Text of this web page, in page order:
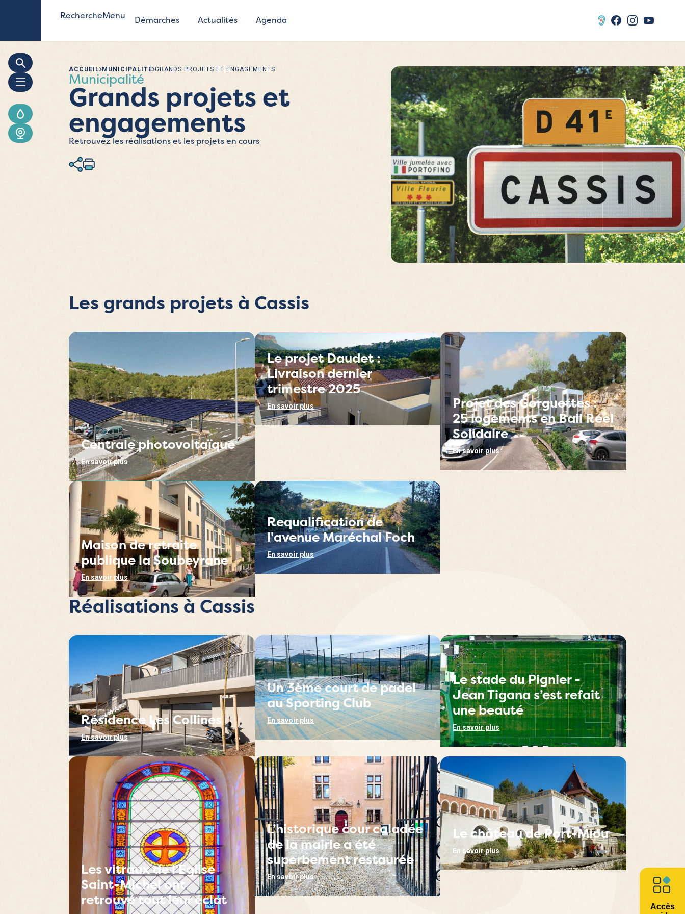
RechercheMenu Démarches Actualités Agenda
ACCUEIL MUNICIPALITÉ GRANDS PROJETS ET ENGAGEMENTS
Grands projets et
engagements
Municipalité
Retrouvez les réalisations et les projets en cours
Les grands projets à Cassis
Centrale photovoltaïque
En savoir plus
Le projet Daudet :
Livraison dernier
trimestre 2025
En savoir plus
Projet des Gorguettes :
25 logements en Bail Réel
Solidaire
En savoir plus
Maison de retraite
publique la Soubeyrane
En savoir plus
Requalification de
l'avenue Maréchal Foch
En savoir plus
Réalisations à Cassis
Résidence Les Collines
En savoir plus
Un 3ème court de padel
au Sporting Club
En savoir plus
Le stade du Pignier -
Jean Tigana s’est refait
une beauté
En savoir plus
Les vitraux de l’Eglise
Saint-Michel ont
retrouvé tout leur éclat
L’historique cour caladée
de la mairie a été
superbement restaurée
En savoir plus
Le château de Port-Miou
En savoir plus
Accès